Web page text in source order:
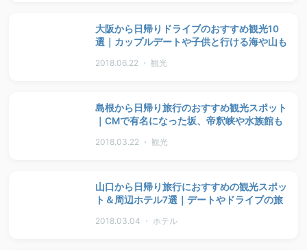
大阪から日帰りドライブのおすすめ観光10
選｜カップルデートや子供と行ける海や山も
2018.06.22 ・ 観光
島根から日帰り旅行のおすすめ観光スポット
｜CMで有名になった坂、帝釈峡や水族館も
2018.03.22 ・ 観光
山口から日帰り旅行におすすめの観光スポッ
ト＆周辺ホテル7選｜デートやドライブの旅
2018.03.04 ・ ホテル